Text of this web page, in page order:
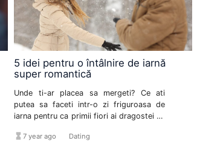
5 idei pentru o întâlnire de iarnă
super romantică
Unde ti-ar placea sa mergeti? Ce ati
putea sa faceti intr-o zi friguroasa de
iarna pentru ca primii fiori ai dragostei sa
hourglass_full7 year ago Dating